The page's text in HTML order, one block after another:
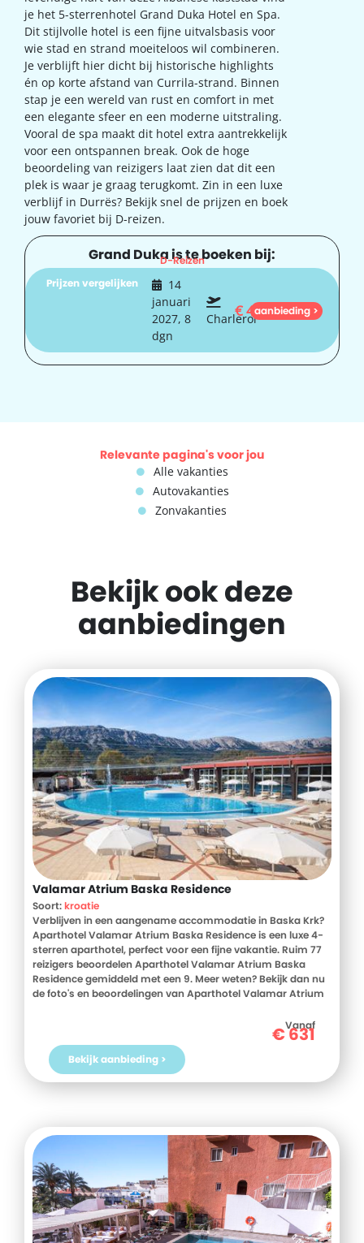
je het 5-sterrenhotel Grand Duka Hotel en Spa.
Dit stijlvolle hotel is een fijne uitvalsbasis voor
wie stad en strand moeiteloos wil combineren.
Je verblijft hier dicht bij historische highlights
én op korte afstand van Currila-strand. Binnen
stap je een wereld van rust en comfort in met
een elegante sfeer en een moderne uitstraling.
Vooral de spa maakt dit hotel extra aantrekkelijk
voor een ontspannen break. Ook de hoge
beoordeling van reizigers laat zien dat dit een
plek is waar je graag terugkomt. Zin in een luxe
verblijf in Durrës? Bekijk snel de prijzen en boek
jouw favoriet bij D-reizen.
Grand Duka is te boeken bij:
D-Reizen
Prijzen vergelijken
14
januari
2027, 8
dgn
Charleroi
€401
aanbieding >
Relevante pagina's voor jou
Alle vakanties
Autovakanties
Zonvakanties
Bekijk ook deze
aanbiedingen
Valamar Atrium Baska Residence
Soort:kroatie
Verblijven in een aangename accommodatie in Baska Krk?
Aparthotel Valamar Atrium Baska Residence is een luxe 4-
sterren aparthotel, perfect voor een fijne vakantie. Ruim 77
reizigers beoordelen Aparthotel Valamar Atrium Baska
Residence gemiddeld met een 9. Meer weten? Bekijk dan nu
de foto's en beoordelingen van Aparthotel Valamar Atrium
heerlijke vakantie in Kroatie? Boek jouw vakantie naar
Aparthotel Valamar Atrium Baska Residence vandaag nog!
Vanaf
€631
Bekijk aanbieding >